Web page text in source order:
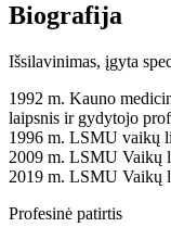
Biografija
Išsilavinimas, įgyta
1992 m. Kauno
laipsnis ir gydytojo
1996 m. LSMU vaikų
2009 m. LSMU Vaikų
2019 m. LSMU Vaikų
Profesinė patirtis